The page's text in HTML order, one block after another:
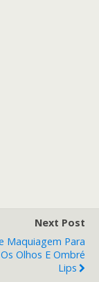
Next Post
Maquiagem Para
Olhos E Ombré
Lips